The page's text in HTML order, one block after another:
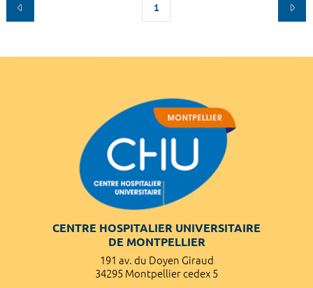
1
CENTRE HOSPITALIER UNIVERSITAIRE
DE MONTPELLIER
191 av. du Doyen Giraud
34295 Montpellier cedex 5